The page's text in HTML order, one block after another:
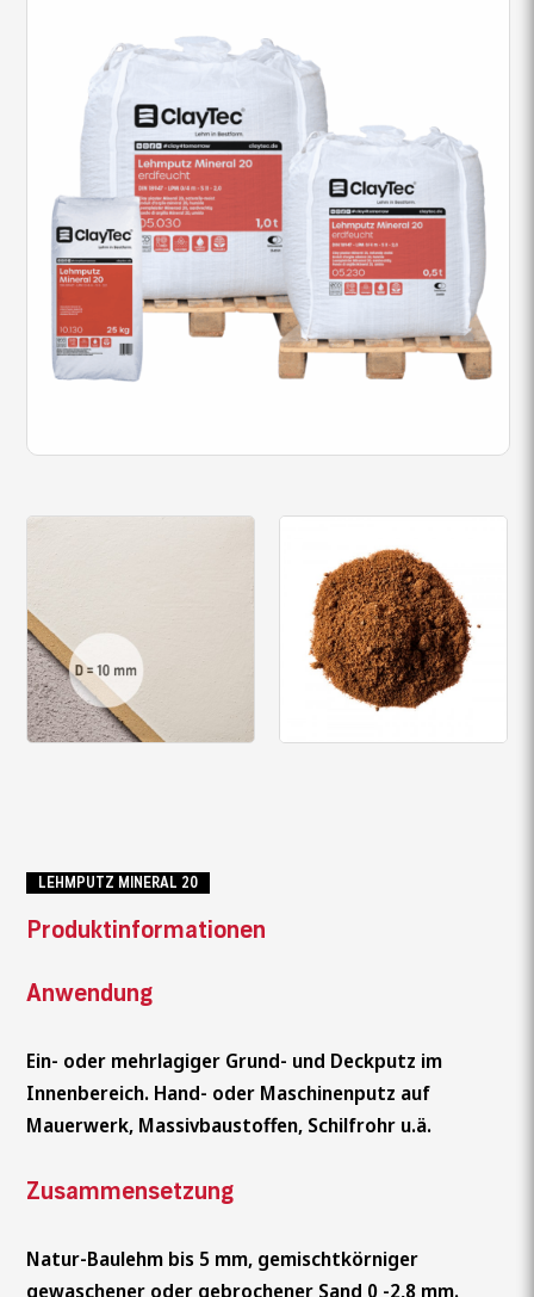
LEHMPUTZ MINERAL 20
Produktinformationen
Anwendung
Ein- oder mehrlagiger Grund- und Deckputz im
Innenbereich. Hand- oder Maschinenputz auf
Mauerwerk, Massivbaustoffen, Schilfrohr u.ä.
Zusammensetzung
Natur-Baulehm bis 5 mm, gemischtkörniger
gewaschener oder gebrochener Sand 0 -2,8 mm.